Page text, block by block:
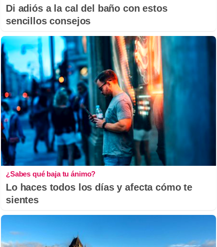
Di adiós a la cal del baño con estos
sencillos consejos
¿Sabes qué baja tu ánimo?
Lo haces todos los días y afecta cómo te
sientes